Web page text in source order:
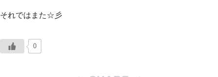
それではまた☆彡
0